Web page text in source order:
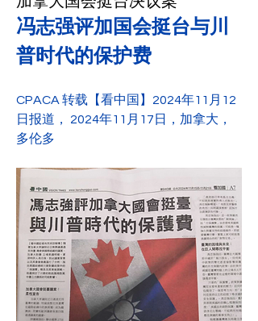
冯志强评加国会挺台与川
普时代的保护费
CPACA 转载【看中国】2024年11月12
日报道， 2024年11月17日，加拿大，
多伦多